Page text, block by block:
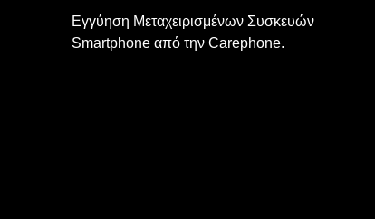
Εγγύηση Μεταχειρισμένων Συσκευών
Smartphone από την Carephone.